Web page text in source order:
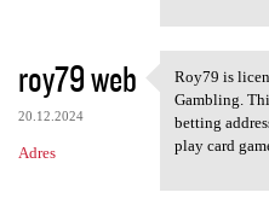
roy79 web
20.12.2024
Adres
Roy79 is
Roy79 is
Gambling.
betting
play card